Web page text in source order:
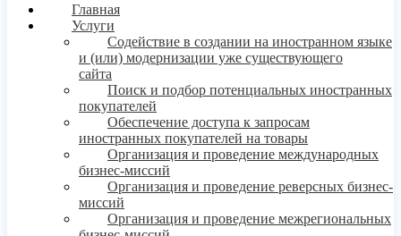
Главная
Услуги
Содействие в создании на иностранном языке
и (или) модернизации уже существующего
сайта
Поиск и подбор потенциальных иностранных
покупателей
Обеспечение доступа к запросам
иностранных покупателей на товары
Организация и проведение международных
бизнес-миссий
Организация и проведение реверсных бизнес-
миссий
Организация и проведение межрегиональных